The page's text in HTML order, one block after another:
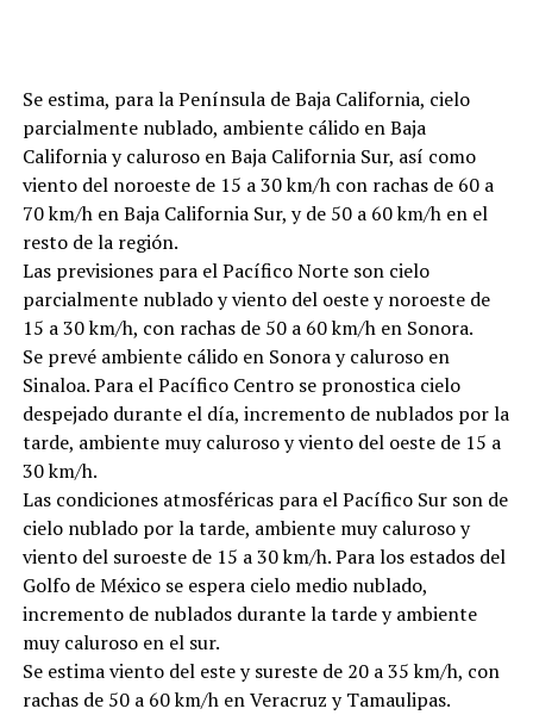
Se estima, para la Península de Baja California, cielo
parcialmente nublado, ambiente cálido en Baja
California y caluroso en Baja California Sur, así como
viento del noroeste de 15 a 30 km/h con rachas de 60 a
70 km/h en Baja California Sur, y de 50 a 60 km/h en el
resto de la región.
Las previsiones para el Pacífico Norte son cielo
parcialmente nublado y viento del oeste y noroeste de
15 a 30 km/h, con rachas de 50 a 60 km/h en Sonora.
Se prevé ambiente cálido en Sonora y caluroso en
Sinaloa. Para el Pacífico Centro se pronostica cielo
despejado durante el día, incremento de nublados por la
tarde, ambiente muy caluroso y viento del oeste de 15 a
30 km/h.
Las condiciones atmosféricas para el Pacífico Sur son de
cielo nublado por la tarde, ambiente muy caluroso y
viento del suroeste de 15 a 30 km/h. Para los estados del
Golfo de México se espera cielo medio nublado,
incremento de nublados durante la tarde y ambiente
muy caluroso en el sur.
Se estima viento del este y sureste de 20 a 35 km/h, con
rachas de 50 a 60 km/h en Veracruz y Tamaulipas.